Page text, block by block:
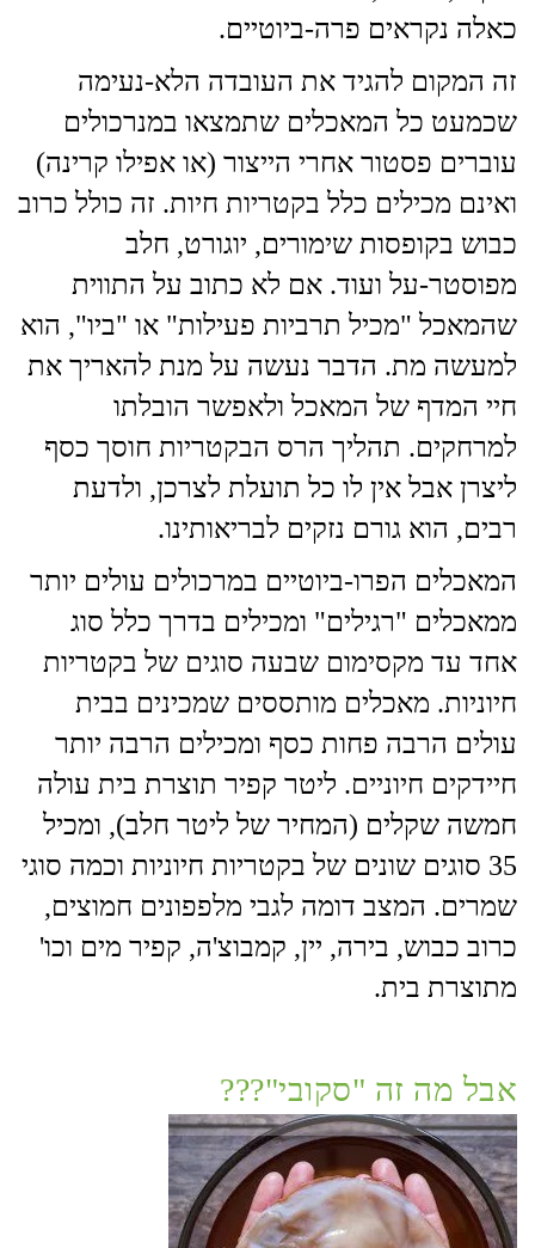
כאלה נקראים פרה-ביוטיים.
זה המקום להגיד את העובדה הלא-נעימה
שכמעט כל המאכלים שתמצאו במנרכולים
עוברים פסטור אחרי הייצור (או אפילו קרינה)
ואינם מכילים כלל בקטריות חיות. זה כולל כרוב
כבוש בקופסות שימורים, יוגורט, חלב
מפוסטר-על ועוד. אם לא כתוב על התווית
שהמאכל "מכיל תרביות פעילות" או "ביו", הוא
למעשה מת. הדבר נעשה על מנת להאריך את
חיי המדף של המאכל ולאפשר הובלתו
למרחקים. תהליך הרס הבקטריות חוסך כסף
ליצרן אבל אין לו כל תועלת לצרכן, ולדעת
רבים, הוא גורם נזקים לבריאותינו.
המאכלים הפרו-ביוטיים במרכולים עולים יותר
ממאכלים "רגילים" ומכילים בדרך כלל סוג
אחד עד מקסימום שבעה סוגים של בקטריות
חיוניות. מאכלים מותססים שמכינים בבית
עולים הרבה פחות כסף ומכילים הרבה יותר
חיידקים חיוניים. ליטר קפיר תוצרת בית עולה
חמשה שקלים (המחיר של ליטר חלב), ומכיל
35 סוגים שונים של בקטריות חיוניות וכמה סוגי
שמרים. המצב דומה לגבי מלפפונים חמוצים,
כרוב כבוש, בירה, יין, קמבוצ'ה, קפיר מים וכו'
מתוצרת בית.
אבל מה זה "סקובי"???